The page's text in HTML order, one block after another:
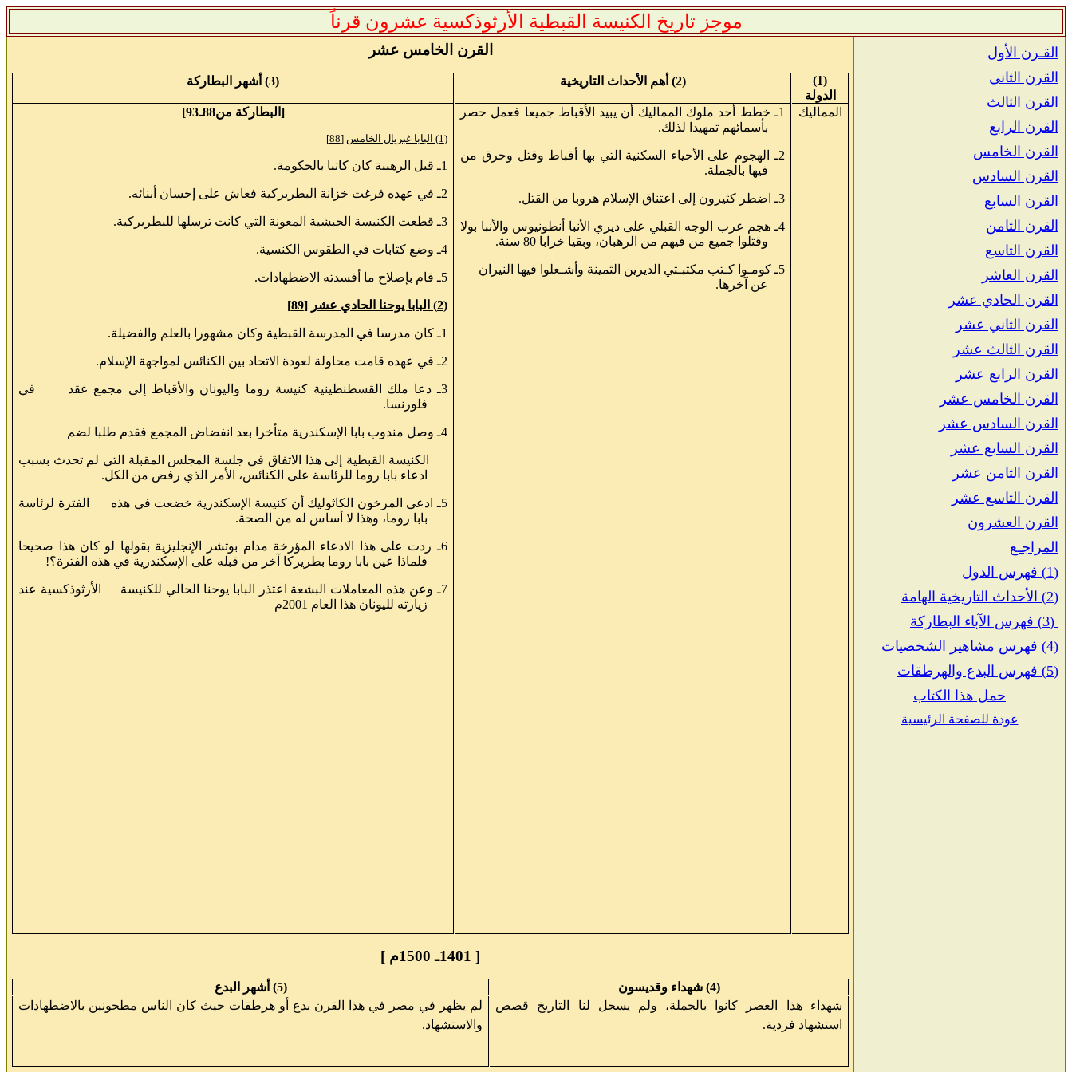
موجز تاريخ الكنيسة القبطية الأرثوذكسية عشرون قرناً
القـرن الأول
القرن الثاني
القرن الثالث
القرن الرابع
القرن الخامس
القرن السادس
القرن السابع
القرن الثامن
القرن التاسع
القرن العاشر
القرن الحادي عشر
القرن الثاني عشر
القرن الثالث عشر
القرن الرابع عشر
القرن الخامس عشر
القرن السادس عشر
القرن السابع عشر
القرن الثامن عشر
القرن التاسع عشر
القرن العشرون
المراجـع
(1) فهرس الدول
(2) الأحداث التاريخية الهامة
(3) فهرس الآباء البطاركة
(4) فهرس مشاهير الشخصيات
(5) فهرس البدع والهرطقات
حمل هذا الكتاب
عودة للصفحة الرئيسية
القرن الخامس عشر
(3) أشهر البطاركة (2) أهم الأحداث التاريخية
(1)
الدولة
[البطاركة من88ـ93]
(1) البابا غبريال الخامس [88]
1ـ قبل الرهبنة كان كاتبا بالحكومة.
2ـ في عهده فرغت خزانة البطريركية فعاش على إحسان أبنائه.
3ـ قطعت الكنيسة الحبشية المعونة التي كانت ترسلها للبطريركية.
4ـ وضع كتابات في الطقوس الكنسية.
5ـ قام بإصلاح ما أفسدته الاضطهادات.
(2) البابا يوحنا الحادي عشر [89]
1ـ كان مدرسا في المدرسة القبطية وكان مشهورا بالعلم والفضيلة.
2ـ في عهده قامت محاولة لعودة الاتحاد بين الكنائس لمواجهة الإسلام.
3ـ دعا ملك القسطنطينية كنيسة روما واليونان والأقباط إلى مجمع عقد في
فلورنسا.
4ـ وصل مندوب بابا الإسكندرية متأخرا بعد انفضاض المجمع فقدم طلبا لضم
الكنيسة القبطية إلى هذا الاتفاق في جلسة المجلس المقبلة التي لم تحدث بسبب
ادعاء بابا روما للرئاسة على الكنائس، الأمر الذي رفض من الكل.
5ـ ادعى المرخون الكاثوليك أن كنيسة الإسكندرية خضعت في هذه الفترة لرئاسة
بابا روما، وهذا لا أساس له من الصحة.
6ـ ردت على هذا الادعاء المؤرخة مدام بوتشر الإنجليزية بقولها لو كان هذا صحيحا
فلماذا عين بابا روما بطريركا آخر من قبله على الإسكندرية في هذه الفترة؟!
7ـ وعن هذه المعاملات البشعة اعتذر البابا يوحنا الحالي للكنيسة الأرثوذكسية عند
زيارته لليونان هذا العام 2001م
1ـ خطط أحد ملوك المماليك أن يبيد الأقباط جميعا فعمل حصر
بأسمائهم تمهيدا لذلك.
2ـ الهجوم على الأحياء السكنية التي بها أقباط وقتل وحرق من
فيها بالجملة.
3ـ اضطر كثيرون إلى اعتناق الإسلام هروبا من القتل.
4ـ هجم عرب الوجه القبلي على ديري الأنبا أنطونيوس والأنبا بولا
وقتلوا جميع من فيهم من الرهبان، وبقيا خرابا 80 سنة.
5ـ كومـوا كـتب مكتبـتي الديرين الثمينة وأشـعلوا فيها النيران
عن آخرها.
المماليك
[ 1401ـ 1500م ]
(5) أشهر البدع
(4) شهداء وقديسون
لم يظهر في مصر في هذا القرن بدع أو هرطقات حيث كان الناس مطحونين بالاضطهادات
والاستشهاد.
شهداء هذا العصر كانوا بالجملة، ولم يسجل لنا التاريخ قصص
استشهاد فردية.